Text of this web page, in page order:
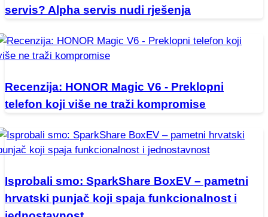
servis? Alpha servis nudi rješenja
Recenzija: HONOR Magic V6 - Preklopni
telefon koji više ne traži kompromise
Isprobali smo: SparkShare BoxEV – pametni
hrvatski punjač koji spaja funkcionalnost i